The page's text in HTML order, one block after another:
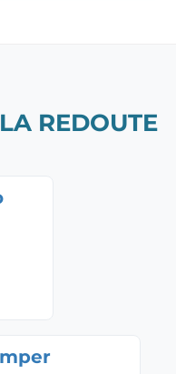
REDOUTE